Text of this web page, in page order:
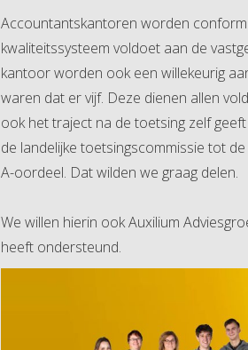
Accountantskantoren worden
kwaliteitssysteem voldoet aan de
kantoor worden ook een willekeurig
waren dat er vijf. Deze dienen allen
ook het traject na de toetsing zelf
de landelijke toetsingscommissie tot
A-oordeel. Dat wilden we graag delen.
We willen hierin ook Auxilium
heeft ondersteund.